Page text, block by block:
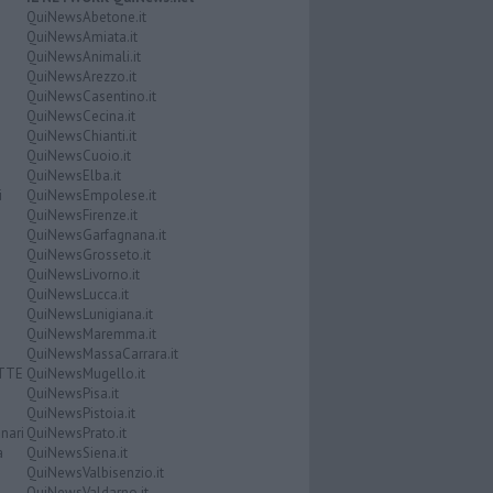
QuiNewsAbetone.it
QuiNewsAmiata.it
QuiNewsAnimali.it
QuiNewsArezzo.it
QuiNewsCasentino.it
QuiNewsCecina.it
QuiNewsChianti.it
QuiNewsCuoio.it
QuiNewsElba.it
QuiNewsEmpolese.it
QuiNewsFirenze.it
QuiNewsGarfagnana.it
QuiNewsGrosseto.it
QuiNewsLivorno.it
QuiNewsLucca.it
QuiNewsLunigiana.it
QuiNewsMaremma.it
QuiNewsMassaCarrara.it
QuiNewsMugello.it
QuiNewsPisa.it
QuiNewsPistoia.it
QuiNewsPrato.it
QuiNewsSiena.it
QuiNewsValbisenzio.it